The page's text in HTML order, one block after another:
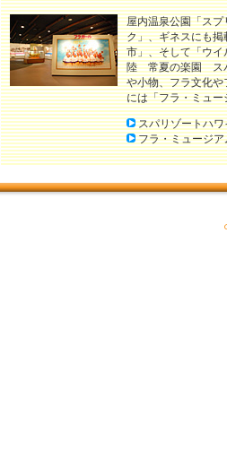
屋内温泉公園「ス
ク」、ギネスにも
市」、そして「ウ
陸 常夏の楽園 スパ
や小物、フラ文化や
には「フラ・ミュ
スパリゾートハワ
フラ・ミュージア